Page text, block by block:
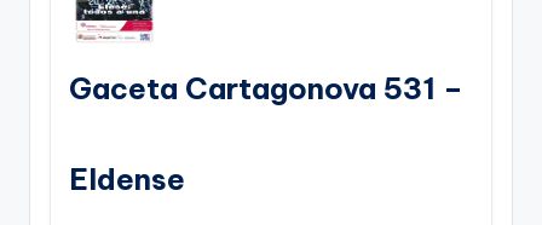
Gaceta Cartagonova 531 –
Eldense